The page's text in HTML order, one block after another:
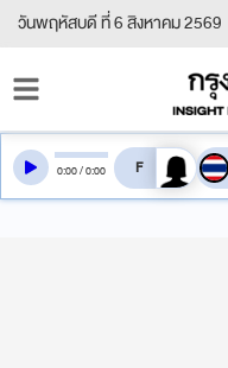
วันพฤหัสบดี ที่ 6 สิงหาคม 2569
0:00/0:00 สลับเสียงอ่าน